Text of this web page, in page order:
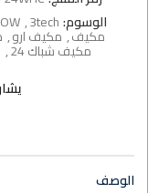
الوسوم:3tech
,
مكيف, مكيف ارو,
مكيف شباك 24 ,
الوصف